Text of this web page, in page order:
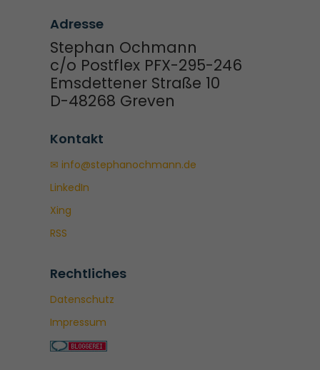
Adresse
Stephan Ochmann
c/o Postflex PFX-295-246
Emsdettener Straße 10
D-48268 Greven
Kontakt
✉ info@stephanochmann.de
LinkedIn
Xing
RSS
Rechtliches
Datenschutz
Impressum